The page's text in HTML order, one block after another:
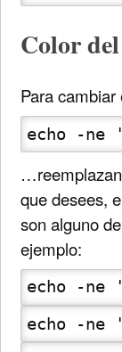
Color
Para
echo -ne
que desees,
son alguno
ejemplo:
echo -ne
echo -ne